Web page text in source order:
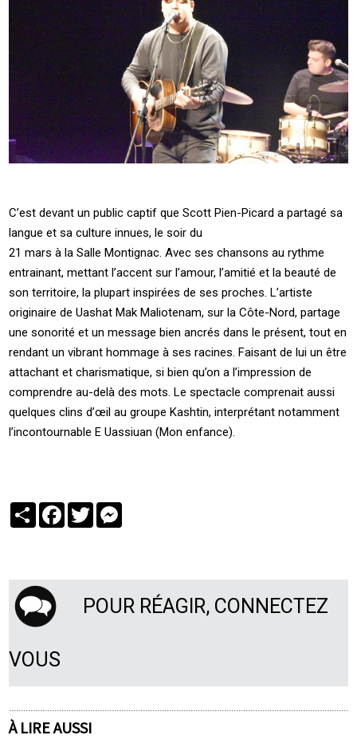
C’est devant un public captif que Scott Pien-Picard a partagé sa
langue et sa culture innues, le soir du
21 mars à la Salle Montignac. Avec ses chansons au rythme
entrainant, mettant l’accent sur l’amour, l’amitié et la beauté de
son territoire, la plupart inspirées de ses proches. L’artiste
originaire de Uashat Mak Maliotenam, sur la Côte-Nord, partage
une sonorité et un message bien ancrés dans le présent, tout en
rendant un vibrant hommage à ses racines. Faisant de lui un être
attachant et charismatique, si bien qu’on a l’impression de
comprendre au-delà des mots. Le spectacle comprenait aussi
quelques clins d’œil au groupe Kashtin, interprétant notamment
l’incontournable E Uassiuan (Mon enfance).
PartagerFacebook
Twitter
POUR RÉAGIR, CONNECTEZ
VOUS
À LIRE AUSSI